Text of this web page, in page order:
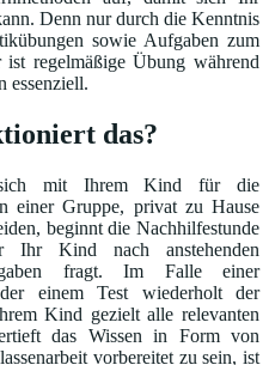
Denn nur durch die Kenntnis
sowie Aufgaben zum
regelmäßige Übung während
essenziell.
das?
mit Ihrem Kind für die
einer Gruppe, privat zu Hause
beginnt die Nachhilfestunde
Ihr Kind nach anstehenden
fragt. Im Falle einer
einem Test wiederholt der
Kind gezielt alle relevanten
das Wissen in Form von
vorbereitet zu sein, ist